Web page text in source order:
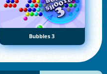
Bubbles 3